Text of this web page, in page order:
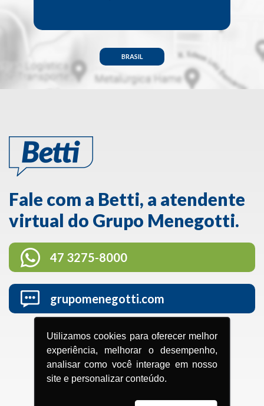
Utilizamos cookies para oferecer melhor
experiência, melhorar o desempenho,
analisar como você interage em nosso
site e personalizar conteúdo.
BRASIL
Fale com a Betti, a atendente
virtual do Grupo Menegotti.
47 3275-8000
grupomenegotti.com